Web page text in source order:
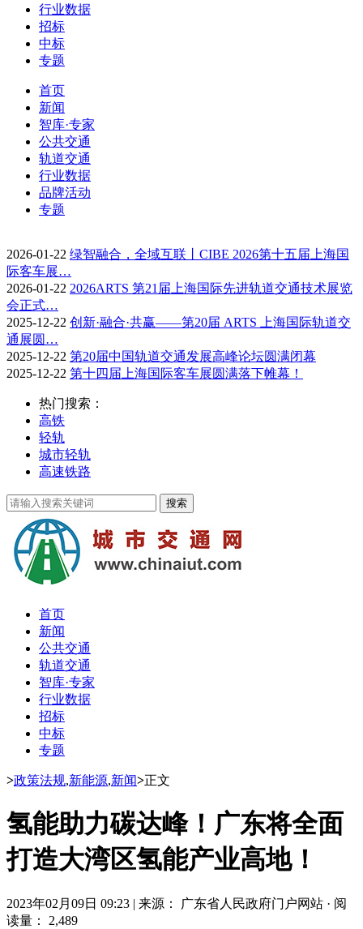
行业数据
招标
中标
专题
首页
新闻
智库·专家
公共交通
轨道交通
行业数据
品牌活动
专题
2026-01-22 绿智融合，全域互联丨CIBE 2026第十五届上海国
际客车展…
2026-01-22 2026ARTS 第21届上海国际先进轨道交通技术展览
会正式…
2025-12-22 创新·融合·共赢——第20届 ARTS 上海国际轨道交
通展圆…
2025-12-22 第20届中国轨道交通发展高峰论坛圆满闭幕
2025-12-22 第十四届上海国际客车展圆满落下帷幕！
热门搜索：
高铁
轻轨
城市轻轨
高速铁路
首页
新闻
公共交通
轨道交通
智库·专家
行业数据
招标
中标
专题
>政策法规,新能源,新闻>正文
氢能助力碳达峰！广东将全面
打造大湾区氢能产业高地！
2023年02月09日 09:23 | 来源： 广东省人民政府门户网站 · 阅
读量： 2,489